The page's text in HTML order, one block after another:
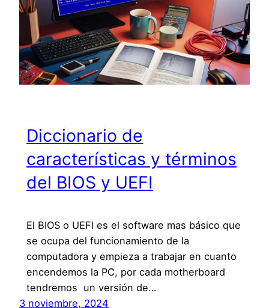
Diccionario de
características y términos
del BIOS y UEFI
El BIOS o UEFI es el software mas básico que
se ocupa del funcionamiento de la
computadora y empieza a trabajar en cuanto
encendemos la PC, por cada motherboard
tendremos un versión de…
3 noviembre, 2024